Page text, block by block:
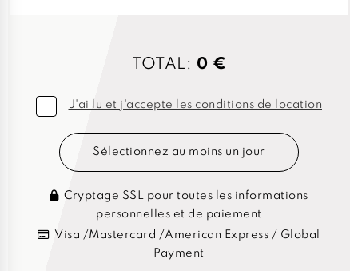
TOTAL: 0 €
J'ai lu et j'accepte les conditions de location
Sélectionnez au moins un jour
Cryptage SSL pour toutes les informations
personnelles et de paiement
Visa /Mastercard /American Express / Global
Payment